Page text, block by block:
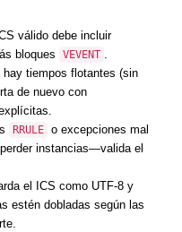
válido debe incluir
bloques VEVENT .
hay tiempos flotantes (sin
de nuevo con
RRULE o excepciones mal
instancias—valida el
el ICS como UTF-8 y
estén dobladas según las